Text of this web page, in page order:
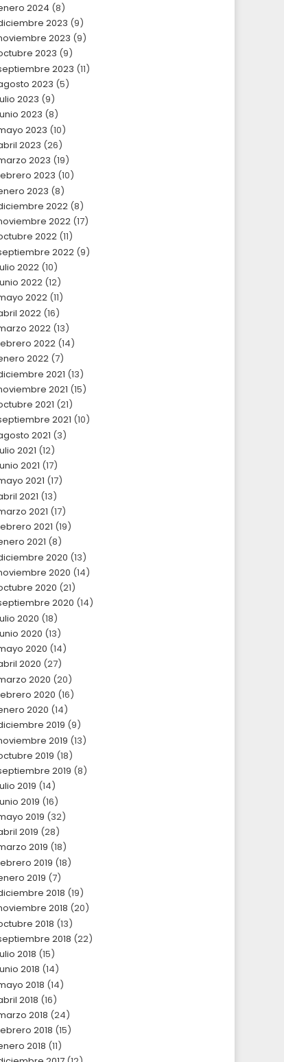
2024 (8)
2023 (9)
2023 (9)
2023 (9)
2023 (11)
2023 (5)
2023 (9)
2023 (8)
2023 (10)
2023 (26)
2023 (19)
2023 (10)
2023 (8)
2022(8)
2022(17)
2022(11)
2022(9)
2022(10)
2022(12)
2022(11)
2022(16)
2022(13)
2022(14)
2022(7)
2021 (13)
2021 (15)
2021 (21)
2021 (10)
2021 (3)
2021 (12)
2021 (17)
2021 (17)
2021 (13)
2021 (17)
2021 (19)
2021 (8)
2020 (13)
2020 (14)
2020 (21)
2020 (14)
2020 (18)
2020 (13)
2020 (14)
2020 (27)
2020 (20)
2020 (16)
2020 (14)
2019 (9)
2019 (13)
2019 (18)
2019 (8)
2019 (14)
2019 (16)
2019 (32)
2019 (28)
2019 (18)
2019 (18)
2019 (7)
2018 (19)
2018 (20)
2018 (13)
2018 (22)
2018 (15)
2018 (14)
2018 (14)
2018 (16)
2018 (24)
2018 (15)
2018 (11)